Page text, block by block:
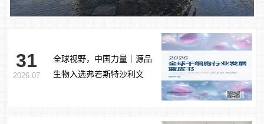
31
2026.07
全球视野，中国力量｜源品
生物入选弗若斯特沙利文